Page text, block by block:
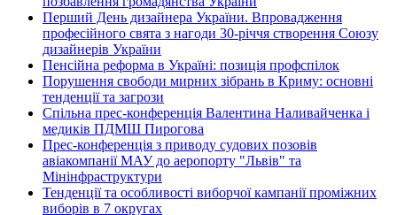
Перший День дизайнера України. Впровадження
професійного свята з нагоди 30-річчя створення Союзу
дизайнерів України
Пенсійна реформа в Україні: позиція профспілок
Порушення свободи мирних зібрань в Криму: основні
тенденції та загрози
Спільна прес-конференція Валентина Наливайченка і
медиків ПДМШ Пирогова
Прес-конференція з приводу судових позовів
авіакомпанії МАУ до аеропорту "Львів" та
Мінінфраструктури
Тенденції та особливості виборчої кампанії проміжних
виборів в 7 округах